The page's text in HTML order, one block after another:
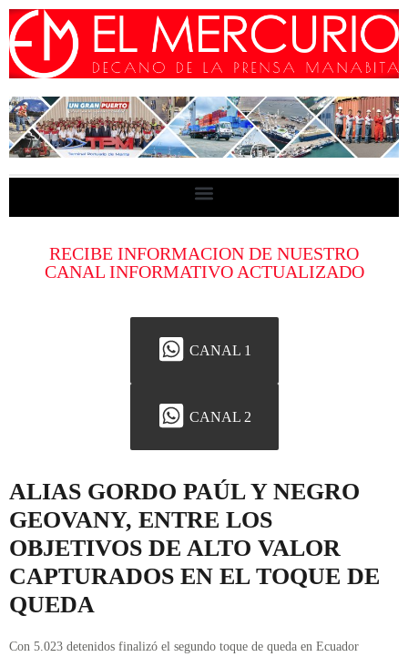
RECIBE INFORMACION DE NUESTRO
CANAL INFORMATIVO ACTUALIZADO
CANAL 1
CANAL 2
ALIAS GORDO PAÚL Y NEGRO
GEOVANY, ENTRE LOS
OBJETIVOS DE ALTO VALOR
CAPTURADOS EN EL TOQUE DE
QUEDA
Con 5.023 detenidos finalizó el segundo toque de queda en Ecuador